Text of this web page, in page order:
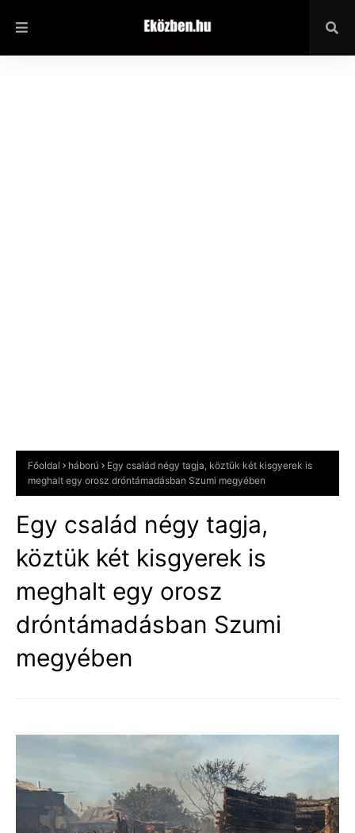
Főoldal háború
Egy család négy tagja, köztük két kisgyerek is
meghalt egy orosz dróntámadásban Szumi megyében
Egy család négy tagja,
köztük két kisgyerek is
meghalt egy orosz
dróntámadásban Szumi
megyében